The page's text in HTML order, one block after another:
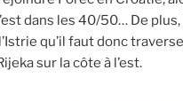
dans les 40/50… De
qu’il faut donc
sur la côte à l’est.